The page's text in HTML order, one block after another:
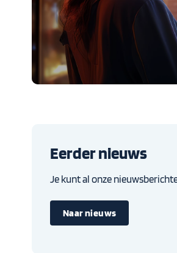
Eerder nieuws
Je kunt al onze
Naar nieuws